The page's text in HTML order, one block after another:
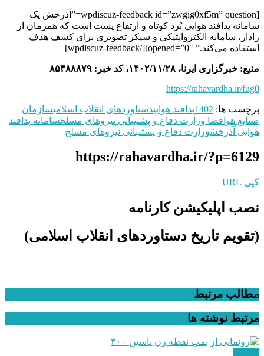
[wpdiscuz-feedback id=”zwgig0xf5m” question=”آذرخش یک
سامانه پدافند هوایی بُرد کوتاه و ارتفاع پست است که همزمان از
رادار، سامانه الکترواپتیکی و سیکر تصویری برای کشف هدف
استفاده می‌کند.” opened=”0″][/wpdiscuz-feedback]
منبع: خبرگزاری ایرنا، ۱۴۰۲/۱۱/۲۸، کد خبر: ۸۵۳۸۸۸۷۹
https://rahavardha.ir/fug0
برچسب ها: 1402پدافند هواییدستاوردهای انقلاب اسلامیسازمان
صنایع هوافضا وزارت دفاع و پشتیبانی نیروهای مسلحسامانه پدافند
هوایی آذرخشوزارت دفاع و پشتیبانی نیروهای مسلح
https://rahavardha.ir/?p=6129
کپی URL
نصب اپلیکیشن کارنامه
(تقویم تاریخ دستاوردهای انقلاب اسلامی​)
مطالب مرتبط
مرتبط نوشته ها